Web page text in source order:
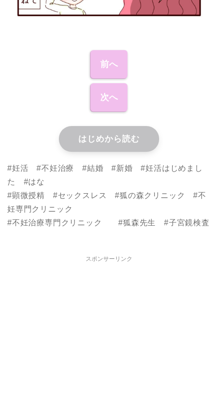
前へ
次へ
はじめから読む
#妊活 #不妊治療 #結婚 #新婚 #妊活はじめまし
た #はな
#顕微授精 #セックスレス #狐の森クリニック #不
妊専門クリニック
#不妊治療専門クリニック #狐森先生 #子宮鏡検査
スポンサーリンク